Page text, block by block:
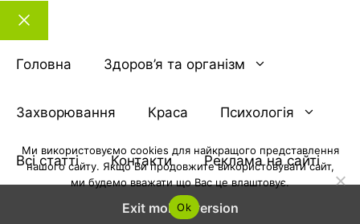
Закрити
тему
Головна Здоров’я та організм
Захворювання Краса Психологія
Всі статті Контакти Реклама на сайті
Exit mobile version
Ми використовуємо cookies для найкращого представлення
нашого сайту. Якщо Ви продовжите використовувати сайт,
ми будемо вважати що Вас це влаштовує.
Ok